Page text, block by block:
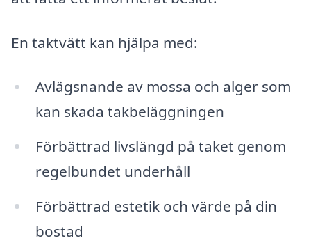
En taktvätt kan hjälpa med:
Avlägsnande av mossa och alger som
kan skada takbeläggningen
Förbättrad livslängd på taket genom
regelbundet underhåll
Förbättrad estetik och värde på din
bostad